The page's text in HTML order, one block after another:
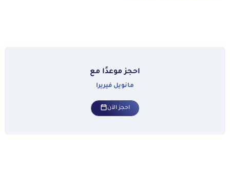
احجز موعدًا مع
مانويل فيريرا
احجز الآن